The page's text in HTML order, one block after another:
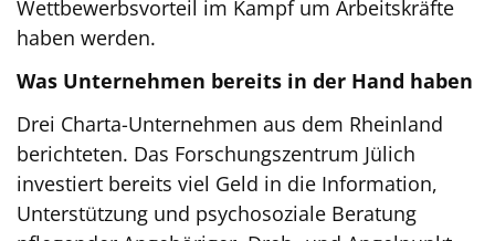
Wettbewerbsvorteil im Kampf um Arbeitskräfte
haben werden.
Was Unternehmen bereits in der Hand haben
Drei Charta-Unternehmen aus dem Rheinland
berichteten. Das Forschungszentrum Jülich
investiert bereits viel Geld in die Information,
Unterstützung und psychosoziale Beratung